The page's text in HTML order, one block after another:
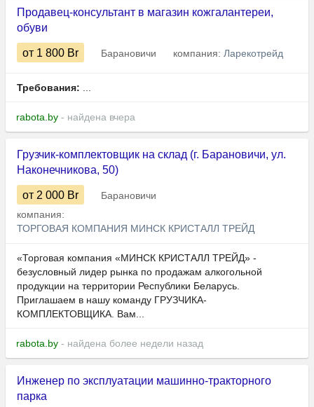
Продавец-консультант в магазин кожгалантереи,
обуви
от 1 800 Br Барановичи компания: Ларекотрейд
Требования: ...
rabota.by - найдена вчера
Грузчик-комплектовщик на склад (г. Барановичи, ул.
Наконечникова, 50)
от 2 000 Br
Барановичи
компания:
ТОРГОВАЯ КОМПАНИЯ МИНСК КРИСТАЛЛ ТРЕЙД
«Торговая компания «МИНСК КРИСТАЛЛ ТРЕЙД» -
безусловный лидер рынка по продажам алкогольной
продукции на территории Республики Беларусь.
Приглашаем в нашу команду ГРУЗЧИКА-
КОМПЛЕКТОВЩИКА. Вам...
rabota.by - найдена более недели назад
Инженер по эксплуатации машинно-тракторного
парка